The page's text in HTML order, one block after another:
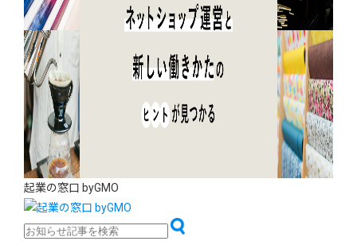
起業の窓口 byGMO